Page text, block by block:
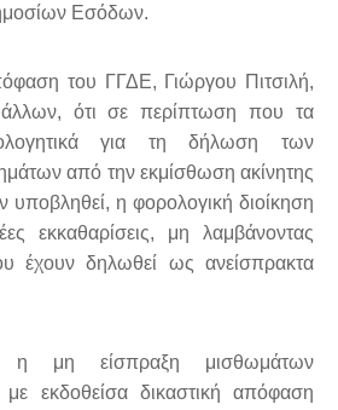
Εσόδων.
του ΓΓΔΕ, Γιώργου Πιτσιλή,
άλλων, ότι σε περίπτωση που τα
για τη δήλωση των
από την εκμίσθωση ακίνητης
υποβληθεί, η φορολογική διοίκηση
εκκαθαρίσεις, μη λαμβάνοντας
δηλωθεί ως ανείσπρακτα
η μη είσπραξη μισθωμάτων
με εκδοθείσα δικαστική απόφαση